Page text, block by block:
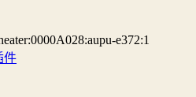
e372:1
件